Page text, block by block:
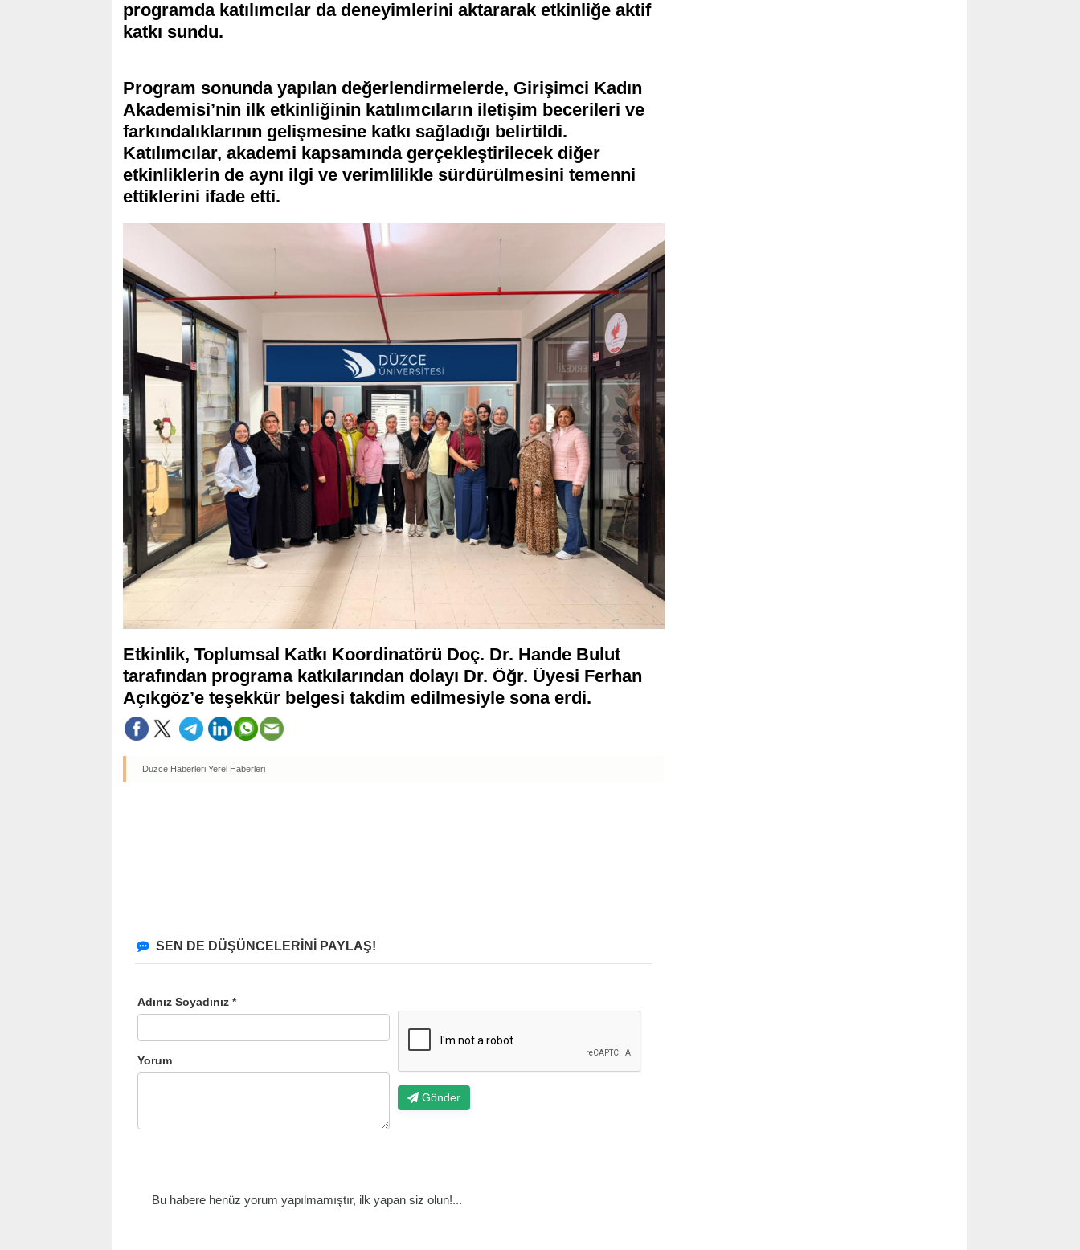
programda katılımcılar da deneyimlerini aktararak etkinliğe aktif
katkı sundu.
Program sonunda yapılan değerlendirmelerde, Girişimci Kadın
Akademisi’nin ilk etkinliğinin katılımcıların iletişim becerileri ve
farkındalıklarının gelişmesine katkı sağladığı belirtildi.
Katılımcılar, akademi kapsamında gerçekleştirilecek diğer
etkinliklerin de aynı ilgi ve verimlilikle sürdürülmesini temenni
ettiklerini ifade etti.
Etkinlik, Toplumsal Katkı Koordinatörü Doç. Dr. Hande Bulut
tarafından programa katkılarından dolayı Dr. Öğr. Üyesi Ferhan
Açıkgöz’e teşekkür belgesi takdim edilmesiyle sona erdi.
Düzce Haberleri Yerel Haberleri
SEN DE DÜŞÜNCELERİNİ PAYLAŞ!
Adınız Soyadınız *
Yorum
Gönder
Bu habere henüz yorum yapılmamıştır, ilk yapan siz olun!...